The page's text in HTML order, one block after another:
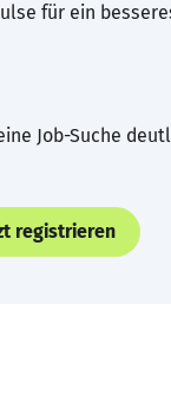
für ein
Job-Suche
registrieren